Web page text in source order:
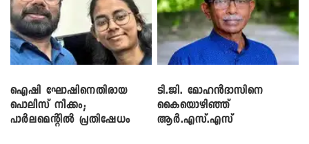
ഐഷി ഘോഷിനെതിരായ
പൊലീസ് നീക്കം;
പാര്‍ലമെന്റിൽ പ്രതിഷേധം
ടി.ജി. മോഹൻദാസിനെ
കൈയൊഴിഞ്ഞ്
ആർ.എസ്.എസ്